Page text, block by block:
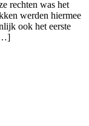
rechten was het
werden hiermee
ook het eerste